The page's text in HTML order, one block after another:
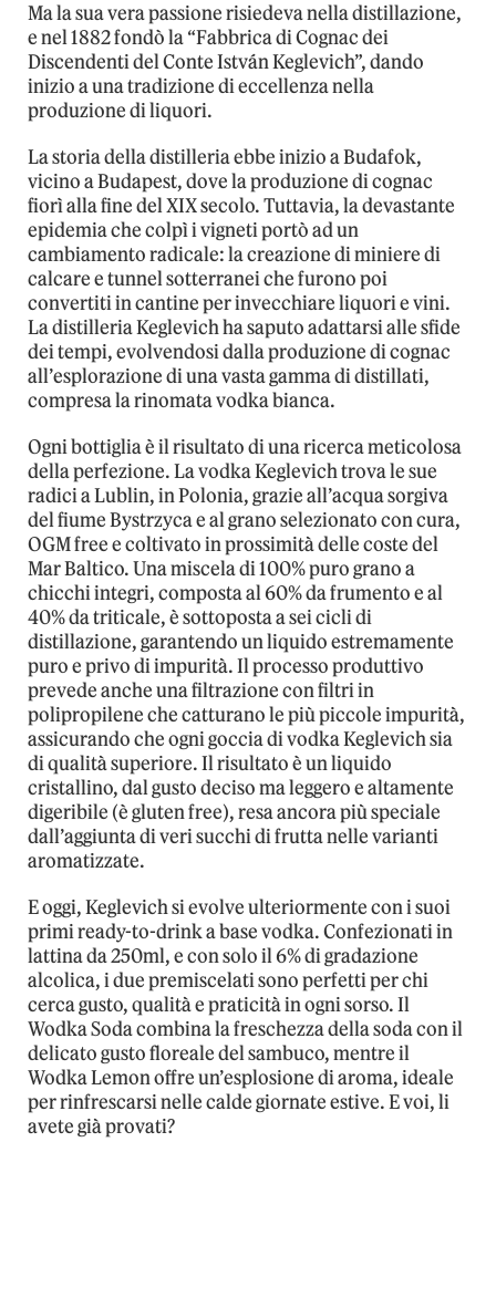
Ma la sua vera passione risiedeva nella distillazione,
e nel 1882 fondò la “Fabbrica di Cognac dei
Discendenti del Conte István Keglevich”, dando
inizio a una tradizione di eccellenza nella
produzione di liquori.
La storia della distilleria ebbe inizio a Budafok,
vicino a Budapest, dove la produzione di cognac
fiorì alla fine del XIX secolo. Tuttavia, la devastante
epidemia che colpì i vigneti portò ad un
cambiamento radicale: la creazione di miniere di
calcare e tunnel sotterranei che furono poi
convertiti in cantine per invecchiare liquori e vini.
La distilleria Keglevich ha saputo adattarsi alle sfide
dei tempi, evolvendosi dalla produzione di cognac
all’esplorazione di una vasta gamma di distillati,
compresa la rinomata vodka bianca.
Ogni bottiglia è il risultato di una ricerca meticolosa
della perfezione. La vodka Keglevich trova le sue
radici a Lublin, in Polonia, grazie all’acqua sorgiva
del fiume Bystrzyca e al grano selezionato con cura,
OGM free e coltivato in prossimità delle coste del
Mar Baltico. Una miscela di 100% puro grano a
chicchi integri, composta al 60% da frumento e al
40% da triticale, è sottoposta a sei cicli di
distillazione, garantendo un liquido estremamente
puro e privo di impurità. Il processo produttivo
prevede anche una filtrazione con filtri in
polipropilene che catturano le più piccole impurità,
assicurando che ogni goccia di vodka Keglevich sia
di qualità superiore. Il risultato è un liquido
cristallino, dal gusto deciso ma leggero e altamente
digeribile (è gluten free), resa ancora più speciale
dall’aggiunta di veri succhi di frutta nelle varianti
aromatizzate.
E oggi, Keglevich si evolve ulteriormente con i suoi
primi ready-to-drink a base vodka. Confezionati in
lattina da 250ml, e con solo il 6% di gradazione
alcolica, i due premiscelati sono perfetti per chi
cerca gusto, qualità e praticità in ogni sorso. Il
Wodka Soda combina la freschezza della soda con il
delicato gusto floreale del sambuco, mentre il
Wodka Lemon offre un’esplosione di aroma, ideale
per rinfrescarsi nelle calde giornate estive. E voi, li
avete già provati?